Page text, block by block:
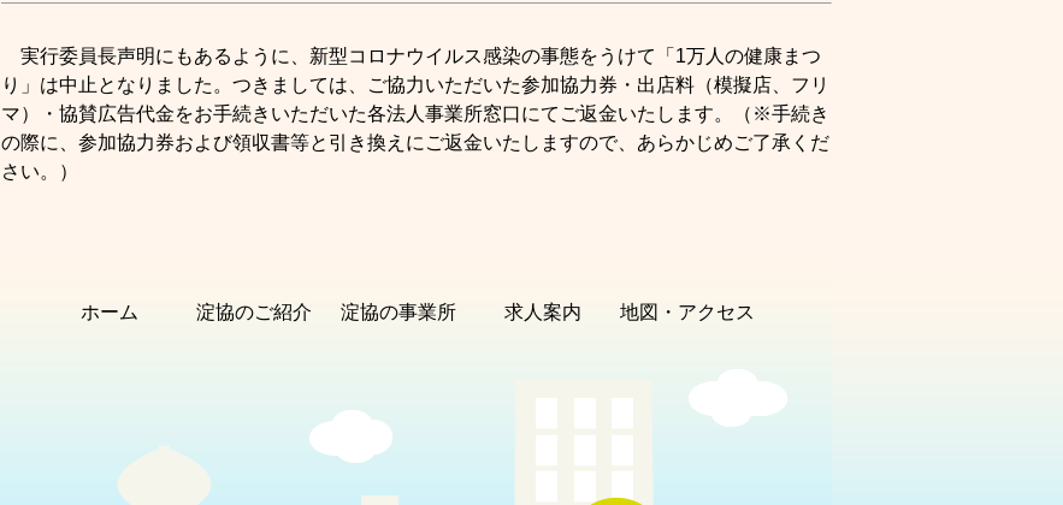
実行委員長声明にもあるように、新型コロナウイルス感染の事態をうけて「1万人の健康まつ
り」は中止となりました。つきましては、ご協力いただいた参加協力券・出店料（模擬店、フリ
マ）・協賛広告代金をお手続きいただいた各法人事業所窓口にてご返金いたします。（※手続き
の際に、参加協力券および領収書等と引き換えにご返金いたしますので、あらかじめご了承くだ
さい。）
ホーム 淀協のご紹介 淀協の事業所 求人案内 地図・アクセス